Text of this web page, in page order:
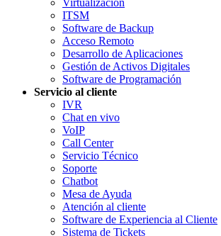
ITSM
Software de Backup
Acceso Remoto
Desarrollo de Aplicaciones
Gestión de Activos Digitales
Software de Programación
Servicio al cliente
IVR
Chat en vivo
VoIP
Call Center
Servicio Técnico
Soporte
Chatbot
Mesa de Ayuda
Atención al cliente
Software de Experiencia al Cliente
Sistema de Tickets